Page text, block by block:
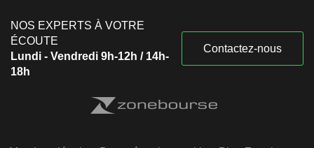
NOS EXPERTS À VOTRE
ÉCOUTE
Lundi - Vendredi 9h-12h / 14h-
18h
Contactez-nous